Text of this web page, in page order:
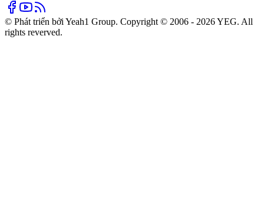
© Phát triển bởi Yeah1 Group. Copyright © 2006 - 2026 YEG. All
rights reverved.